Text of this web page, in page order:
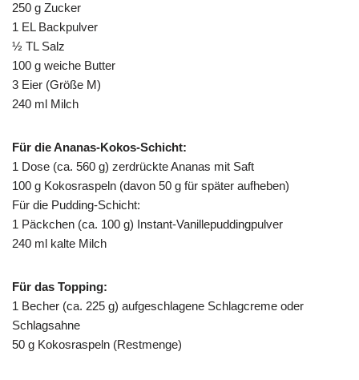
250 g Zucker
1 EL Backpulver
½ TL Salz
100 g weiche Butter
3 Eier (Größe M)
240 ml Milch
Für die Ananas-Kokos-Schicht:
1 Dose (ca. 560 g) zerdrückte Ananas mit Saft
100 g Kokosraspeln (davon 50 g für später aufheben)
Für die Pudding-Schicht:
1 Päckchen (ca. 100 g) Instant-Vanillepuddingpulver
240 ml kalte Milch
Für das Topping:
1 Becher (ca. 225 g) aufgeschlagene Schlagcreme oder
Schlagsahne
50 g Kokosraspeln (Restmenge)